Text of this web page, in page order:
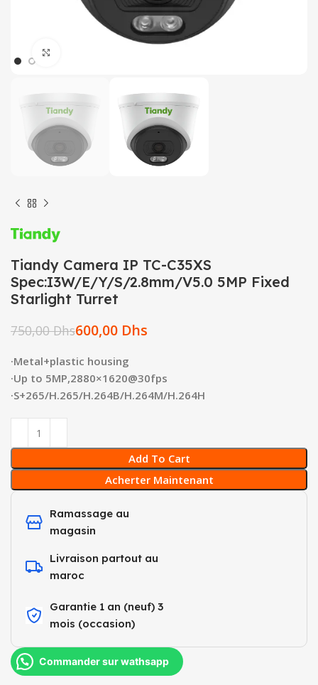
Tiandy Camera IP TC-C35XS
Spec:I3W/E/Y/S/2.8mm/V5.0 5MP Fixed
Starlight Turret
750,00Dhs600,00 Dhs
·Metal+plastic housing
·Up to 5MP,2880×1620@30fps
·S+265/H.265/H.264B/H.264M/H.264H
Add To Cart
Acherter Maintenant
Ramassage au
magasin
Livraison partout au
maroc
Garantie 1 an (neuf) 3
mois (occasion)​
Commander sur wathsapp